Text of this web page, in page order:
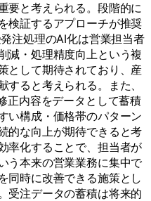
要と考えられる。段階的に
検証するアプローチが推奨
注処理のAI化は営業担当者
減・処理精度向上という複
として期待されており、産
ると考えられる。また、
正内容をデータとして蓄積
い構成・価格帯のパターン
的な向上が期待できると考
率化することで、担当者が
う本来の営業業務に集中で
同時に改善できる施策とし
受注データの蓄積は将来的